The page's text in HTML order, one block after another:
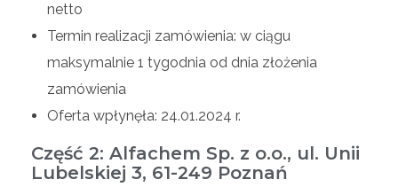
netto
Termin realizacji zamówienia: w ciągu
maksymalnie 1 tygodnia od dnia złożenia
zamówienia
Oferta wpłynęła: 24.01.2024 r.
Część 2: Alfachem Sp. z o.o., ul. Unii
Lubelskiej 3, 61-249 Poznań